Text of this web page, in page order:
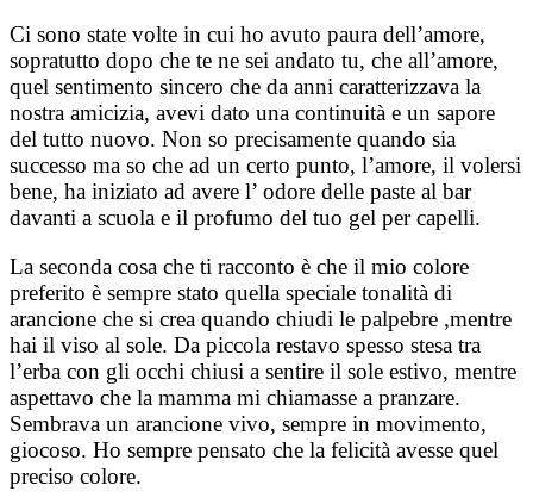
Ci sono state volte in cui ho avuto paura dell’amore,
sopratutto dopo che te ne sei andato tu, che all’amore,
quel sentimento sincero che da anni caratterizzava la
nostra amicizia, avevi dato una continuità e un sapore
del tutto nuovo. Non so precisamente quando sia
successo ma so che ad un certo punto, l’amore, il volersi
bene, ha iniziato ad avere l’ odore delle paste al bar
davanti a scuola e il profumo del tuo gel per capelli.
La seconda cosa che ti racconto è che il mio colore
preferito è sempre stato quella speciale tonalità di
arancione che si crea quando chiudi le palpebre ,mentre
hai il viso al sole. Da piccola restavo spesso stesa tra
l’erba con gli occhi chiusi a sentire il sole estivo, mentre
aspettavo che la mamma mi chiamasse a pranzare.
Sembrava un arancione vivo, sempre in movimento,
giocoso. Ho sempre pensato che la felicità avesse quel
preciso colore.